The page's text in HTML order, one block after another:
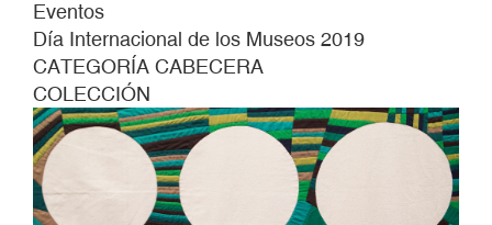
Eventos
Día Internacional de los Museos 2019
CATEGORÍA CABECERA
COLECCIÓN